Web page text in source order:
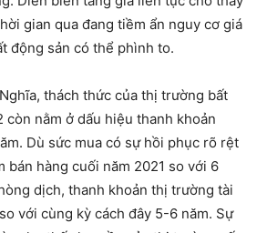
gian qua đang tiềm ẩn nguy cơ giá
động sản có thể phình to.
thách thức của thị trường bất
còn nằm ở dấu hiệu thanh khoản
Dù sức mua có sự hồi phục rõ rệt
bán hàng cuối năm 2021 so với 6
dịch, thanh khoản thị trường tài
với cùng kỳ cách đây 5-6 năm. Sự